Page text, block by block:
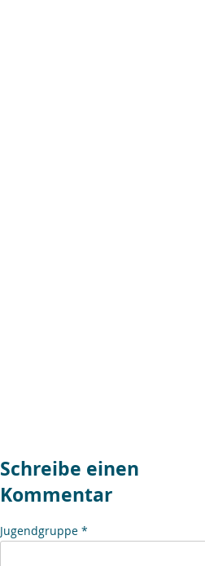
Schreibe einen
Kommentar
Jugendgruppe *